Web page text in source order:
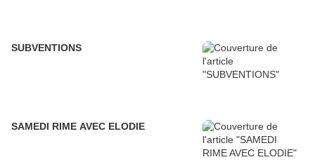
SUBVENTIONS
SAMEDI RIME AVEC ELODIE